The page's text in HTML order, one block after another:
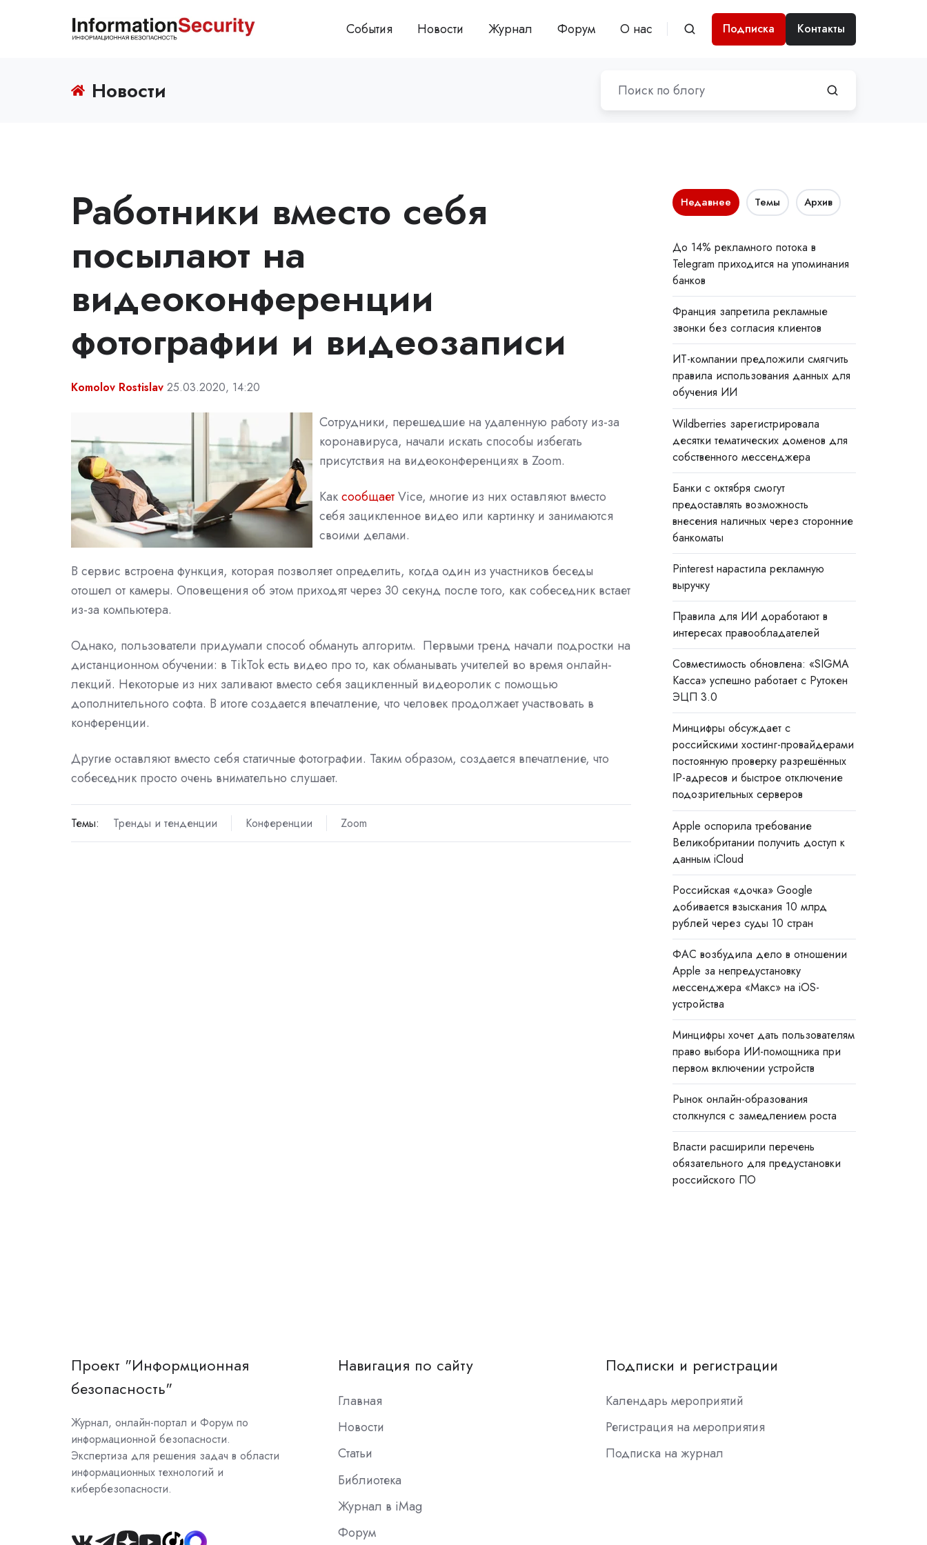
События Новости Журнал Форум О нас Подписка Контакты
Новости
Работники вместо себя
посылают на
видеоконференции
фотографии и видеозаписи
Komolov Rostislav 25.03.2020, 14:20
Сотрудники, перешедшие на удаленную работу из-за
коронавируса, начали искать способы избегать
присутствия на видеоконференциях в Zoom.
КаксообщаетVice, многие из них оставляют вместо
себя зацикленное видео или картинку и занимаются
своими делами.
В сервис встроена функция, которая позволяет определить, когда один из участников беседы
отошел от камеры. Оповещения об этом приходят через 30 секунд после того, как собеседник встает
из-за компьютера.
Однако, пользователи придумали способ обмануть алгоритм. Первыми тренд начали подростки на
дистанционном обучении: в TikTok есть видео про то, как обманывать учителей во время онлайн-
лекций. Некоторые из них заливают вместо себя зацикленный видеоролик с помощью
дополнительного софта. В итоге создается впечатление, что человек продолжает участвовать в
конференции.
Другие оставляют вместо себя статичные фотографии. Таким образом, создается впечатление, что
собеседник просто очень внимательно слушает.
Темы: Тренды и тенденции Конференции Zoom
Недавнее Темы Архив
До 14% рекламного потока в
Telegram приходится на упоминания
банков
Франция запретила рекламные
звонки без согласия клиентов
ИТ-компании предложили смягчить
правила использования данных для
обучения ИИ
Wildberries зарегистрировала
десятки тематических доменов для
собственного мессенджера
Банки с октября смогут
предоставлять возможность
внесения наличных через сторонние
банкоматы
Pinterest нарастила рекламную
выручку
Правила для ИИ доработают в
интересах правообладателей
Совместимость обновлена: «SIGMA
Касса» успешно работает с Рутокен
ЭЦП 3.0
Минцифры обсуждает с
российскими хостинг-провайдерами
постоянную проверку разрешённых
IP-адресов и быстрое отключение
подозрительных серверов
Apple оспорила требование
Великобритании получить доступ к
данным iCloud
Российская «дочка» Google
добивается взыскания 10 млрд
рублей через суды 10 стран
ФАС возбудила дело в отношении
Apple за непредустановку
мессенджера «Макс» на iOS-
устройства
Минцифры хочет дать пользователям
право выбора ИИ-помощника при
первом включении устройств
Рынок онлайн-образования
столкнулся с замедлением роста
Власти расширили перечень
обязательного для предустановки
российского ПО
Проект "Информционная
безопасность"
Журнал, онлайн-портал и Форум по
информационной безопасности.
Экспертиза для решения задач в области
информационных технологий и
кибербезопасности.
Навигация по сайту
Главная
Новости
Статьи
Библиотека
Журнал в iMag
Форум
Подписки и регистрации
Календарь мероприятий
Регистрация на мероприятия
Подписка на журнал